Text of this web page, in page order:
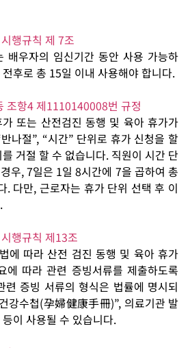
행규칙 제 7조
배우자의 임신기간 동안 사용 가능하
후로 총 15일 이내 사용해야 합니다.
조항4 제1110140008번 규정
또는 산전검진 동행 및 육아 휴가가
나절”, “시간” 단위로 휴가 신청을 할
거절 할 수 없습니다. 직원이 시간 단
우, 7일은 1일 8시간에 7을 곱하여 총
. 다만, 근로자는 휴가 단위 선택 후 이
행규칙 제13조
에 따라 산전 검진 동행 및 육아 휴가
에 따라 관련 증빙서류를 제출하도록
련 증빙 서류의 형식은 법률에 명시되
강수첩(孕婦健康手冊)”, 의료기관 발
이 사용될 수 있습니다.